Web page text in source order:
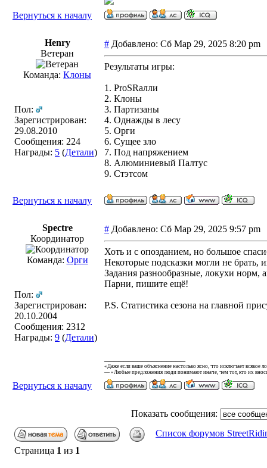
Вернуться к началу
Henry
Ветеран
Команда: Клоны
Пол:
Зарегистрирован:
29.08.2010
Сообщения: 224
Награды: 5 (Детали)
# Добавлено: Сб Мар 29, 2025 8:20
Результаты игры:
1. ProSRалли
2. Клоны
3. Партизаны
4. Однажды в лесу
5. Орги
6. Сущее зло
7. Под напряжением
8. Алюминиевый Палтус
9. Стэтсом
Вернуться к началу
Spectre
Координатор
Команда: Орги
Пол:
Зарегистрирован:
20.10.2004
Сообщения: 2312
Награды: 9 (Детали)
# Добавлено: Сб Мар 29, 2025 9:57
Хоть и с опозданием, но большое
Некоторые подсказки могли не брать,
Задания разнообразные, локухи норм,
Парни, пишите ещё!
P.S. Статистика сезона на главной
«Даже если ваше объяснение настолько ясно, что исключает всякое
— «Любые предложения люди понимают иначе, чем тот, кто их
Вернуться к началу
Показать сообщения:
Список форумов
Страница 1 из 1